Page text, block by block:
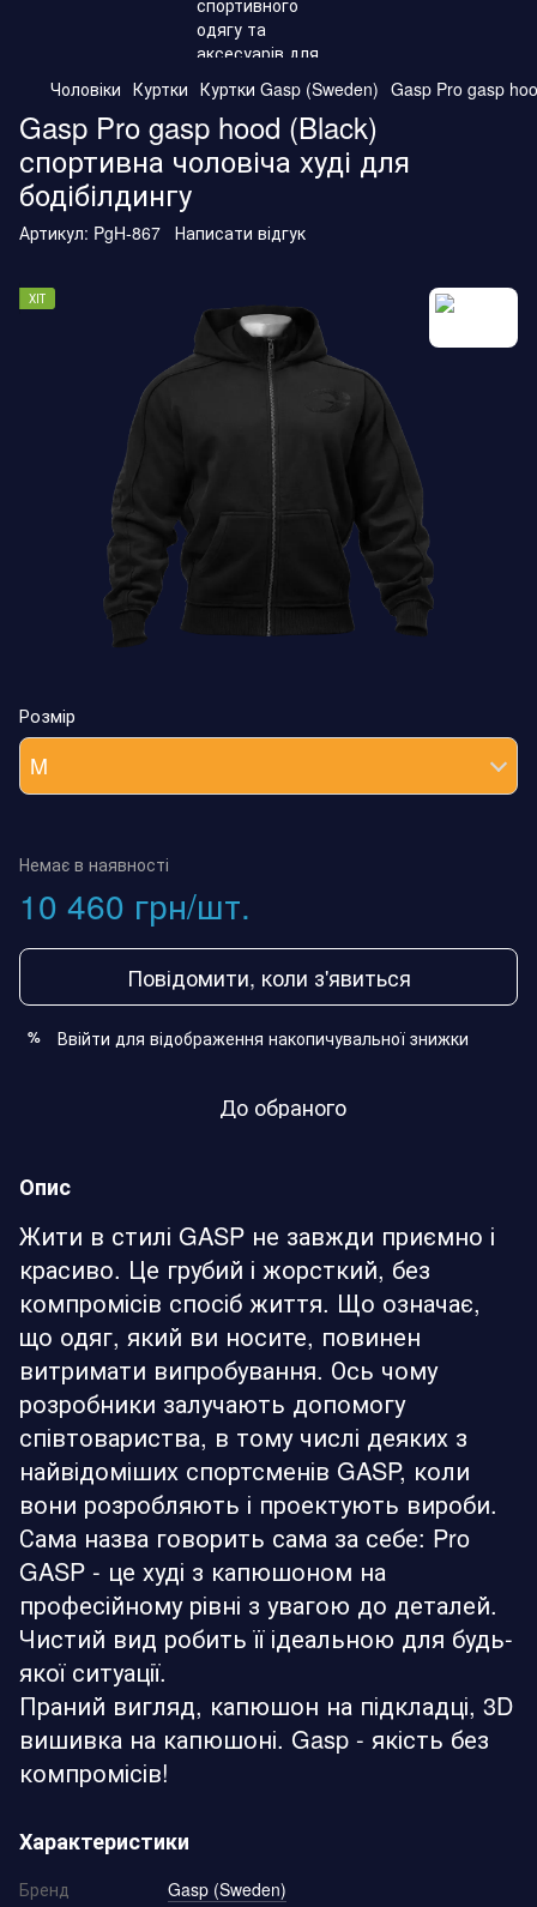
Чоловіки Куртки Куртки Gasp (Sweden) Gasp Pro gasp
Gasp Pro gasp hood (Black)
спортивна чоловіча худі для
бодібілдингу
Артикул: PgH-867 Написати відгук
ХІТ
Розмір
M
Немає в наявності
10 460 грн/шт.
Повідомити, коли з'явиться
% Ввійти для відображення накопичувальної знижки
До обраного
Опис
Жити в стилі GASP не завжди приємно і
красиво. Це грубий і жорсткий, без
компромісів спосіб життя. Що означає,
що одяг, який ви носите, повинен
витримати випробування. Ось чому
розробники залучають допомогу
співтовариства, в тому числі деяких з
найвідоміших спортсменів GASP, коли
вони розробляють і проектують вироби.
Сама назва говорить сама за себе: Pro
GASP - це худі з капюшоном на
професійному рівні з увагою до деталей.
Чистий вид робить її ідеальною для будь-
якої ситуації.
Праний вигляд, капюшон на підкладці, 3D
вишивка на капюшоні. Gasp - якість без
компромісів!
Характеристики
Бренд
Gasp (Sweden)